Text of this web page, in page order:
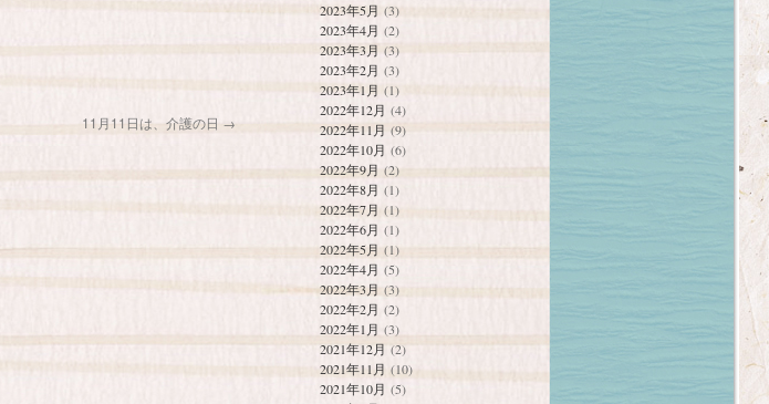
11月11日は、介護の日→
2023年5月 (3)
2023年4月 (2)
2023年3月 (3)
2023年2月 (3)
2023年1月 (1)
2022年12月 (4)
2022年11月 (9)
2022年10月 (6)
2022年9月 (2)
2022年8月 (1)
2022年7月(1)
2022年6月 (1)
2022年5月 (1)
2022年4月 (5)
2022年3月 (3)
2022年2月 (2)
2022年1月 (3)
2021年12月 (2)
2021年11月 (10)
2021年10月 (5)